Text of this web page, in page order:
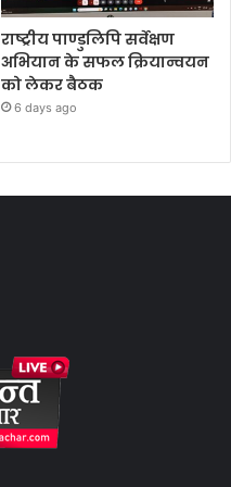
राष्ट्रीय पाण्डुलिपि सर्वेक्षण
अभियान के सफल क्रियान्वयन
को लेकर बैठक
6 days ago